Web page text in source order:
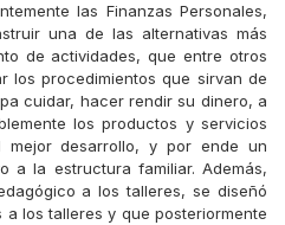
las Finanzas Personales,
una de las alternativas más
de actividades, que entre otros
los procedimientos que sirvan de
cuidar, hacer rendir su dinero, a
los productos y servicios
mejor desarrollo, y por ende un
a la estructura familiar. Además,
a los talleres, se diseñó
los talleres y que posteriormente